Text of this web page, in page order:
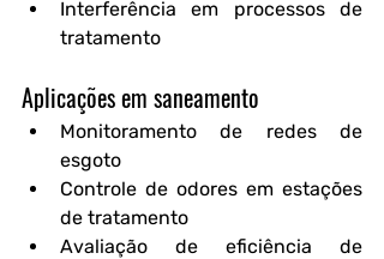
Interferência em processos de
tratamento
Aplicações em saneamento
Monitoramento de redes de
esgoto
Controle de odores em estações
de tratamento
Avaliação de eficiência de